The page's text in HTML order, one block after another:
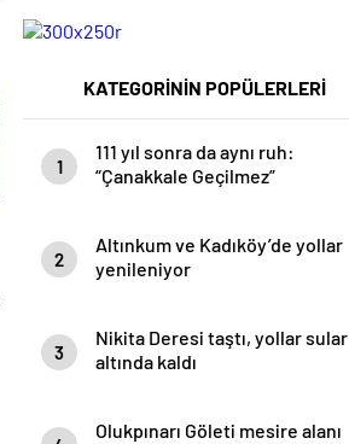
KATEGORİNİN POPÜLERLERİ
1
111 yıl sonra da aynı ruh:
“Çanakkale Geçilmez”
2
Altınkum ve Kadıköy’de yollar
yenileniyor
3
Nikita Deresi taştı, yollar sular
altında kaldı
Olukpınarı Göleti mesire alanı